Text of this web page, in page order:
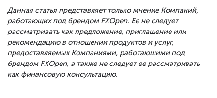
Данная статья представляет только мнение Компаний,
работающих под брендом FXOpen. Ее не следует
рассматривать как предложение, приглашение или
рекомендацию в отношении продуктов и услуг,
предоставляемых Компаниями, работающими под
брендом FXOpen, а также не следует ее рассматривать
как финансовую консультацию.